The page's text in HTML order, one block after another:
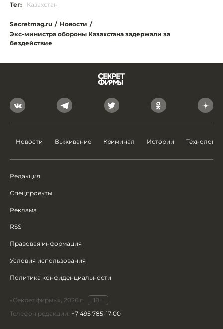
Тег: Казахстан
Secretmag.ru / Новости /
Экс-министра обороны Казахстана задержали за
бездействие
Новости Выживание Криминал Истории Технологии
Редакция
Спецпроекты
Реклама
RSS
Правовая информация
Условия использования
Политика конфиденциальности
«Секрет фирмы», 2026 г.
18+
Телефон редакции: +7 495 785-17-00